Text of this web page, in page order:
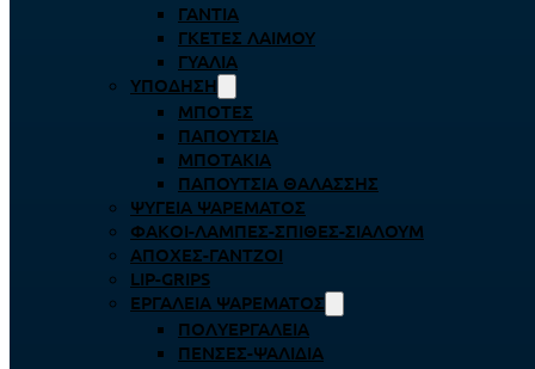
ΓΆΝΤΙΑ
ΓΚΈΤΕΣ ΛΑΊΜΟΥ
ΓΥΑΛΙΆ
ΥΠΌΔΗΣΗ
ΜΠΌΤΕΣ
ΠΑΠΟΎΤΣΙΑ
ΜΠΟΤΆΚΙΑ
ΠΑΠΟΎΤΣΙΑ ΘΑΛΆΣΣΗΣ
ΨΥΓΕΊΑ ΨΑΡΈΜΑΤΟΣ
ΦΑΚΟΊ-ΛΆΜΠΕΣ-ΣΠΊΘΕΣ-ΣΊΑΛΟΥΜ
ΑΠΌΧΕΣ-ΓΆΝΤΖΟΙ
LIP-GRIPS
EΡΓΑΛΕΊΑ ΨΑΡΈΜΑΤΟΣ
ΠΟΛΥΕΡΓΑΛΕΊΑ
ΠΈΝΣΕΣ-ΨΑΛΊΔΙΑ